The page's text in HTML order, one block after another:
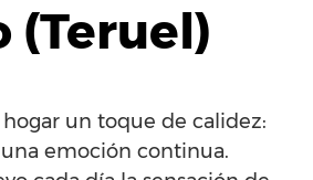
(Teruel)
un toque de calidez:
emoción continua.